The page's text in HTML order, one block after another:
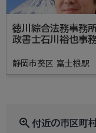
徳川綜合法務事務
政書士石川裕也事
静岡市葵区 富士根駅
zoom_in 付近の市区町